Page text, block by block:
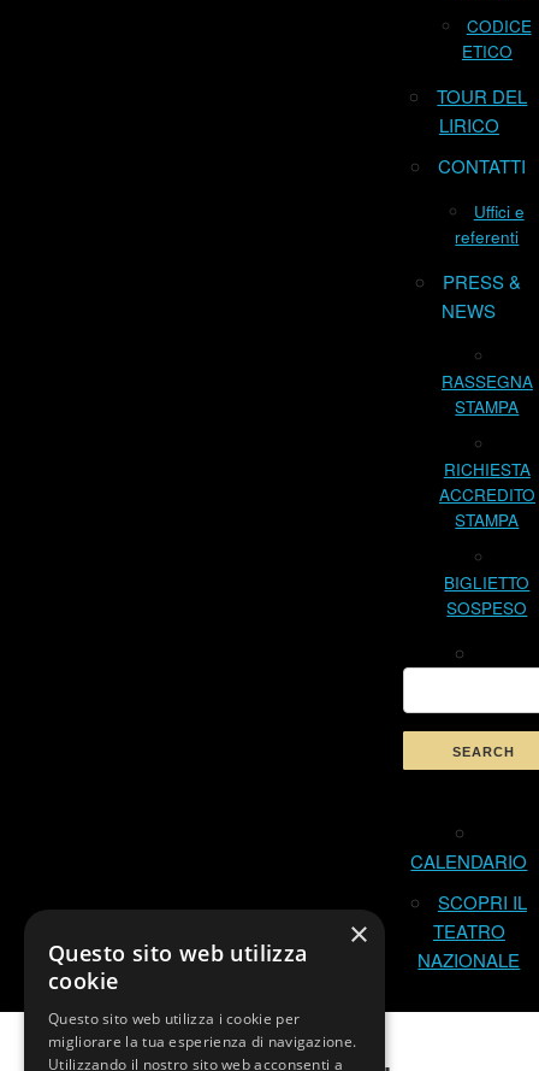
CODICE
ETICO
TOUR DEL
LIRICO
CONTATTI
Uffici e
referenti
PRESS &
NEWS
RASSEGNA
STAMPA
RICHIESTA
ACCREDITO
STAMPA
BIGLIETTO
SOSPESO
CALENDARIO
SCOPRI IL
TEATRO
NAZIONALE
×
Questo sito web utilizza
cookie
Questo sito web utilizza i cookie per
migliorare la tua esperienza di navigazione.
Utilizzando il nostro sito web acconsenti a